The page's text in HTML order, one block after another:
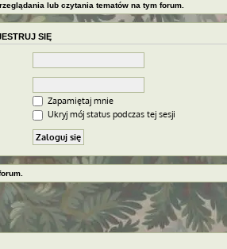
lub czytania tematów na tym forum.
SIĘ
Zapamiętaj mnie
Ukryj mój status podczas tej sesji